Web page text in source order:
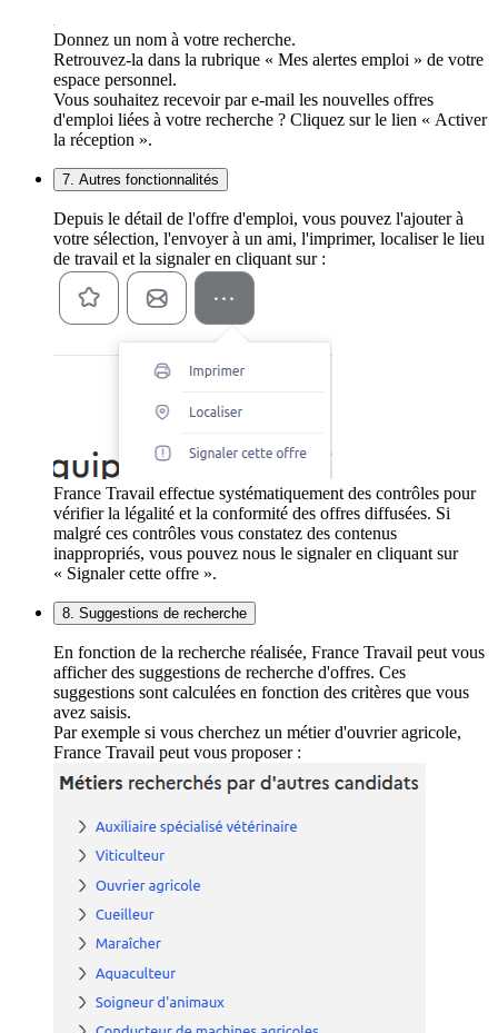
Donnez un nom à votre recherche.
Retrouvez-la dans la rubrique « Mes alertes emploi » de votre
espace personnel.
Vous souhaitez recevoir par e-mail les nouvelles offres
d'emploi liées à votre recherche ? Cliquez sur le lien « Activer
la réception ».
7. Autres fonctionnalités
Depuis le détail de l'offre d'emploi, vous pouvez l'ajouter à
votre sélection, l'envoyer à un ami, l'imprimer, localiser le lieu
de travail et la signaler en cliquant sur :
France Travail effectue systématiquement des contrôles pour
vérifier la légalité et la conformité des offres diffusées. Si
malgré ces contrôles vous constatez des contenus
inappropriés, vous pouvez nous le signaler en cliquant sur
« Signaler cette offre ».
8. Suggestions de recherche
En fonction de la recherche réalisée, France Travail peut vous
afficher des suggestions de recherche d'offres. Ces
suggestions sont calculées en fonction des critères que vous
avez saisis.
Par exemple si vous cherchez un métier d'ouvrier agricole,
France Travail peut vous proposer :